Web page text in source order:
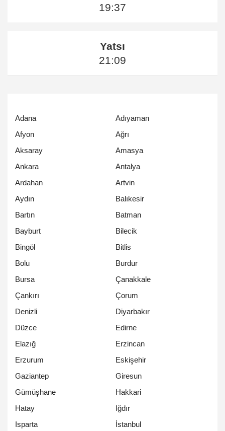
19:37
Yatsı
21:09
Adana
Adıyaman
Afyon
Ağrı
Aksaray
Amasya
Ankara
Antalya
Ardahan
Artvin
Aydın
Balıkesir
Bartın
Batman
Bayburt
Bilecik
Bingöl
Bitlis
Bolu
Burdur
Bursa
Çanakkale
Çankırı
Çorum
Denizli
Diyarbakır
Düzce
Edirne
Elazığ
Erzincan
Erzurum
Eskişehir
Gaziantep
Giresun
Gümüşhane
Hakkari
Hatay
Iğdır
Isparta
İstanbul